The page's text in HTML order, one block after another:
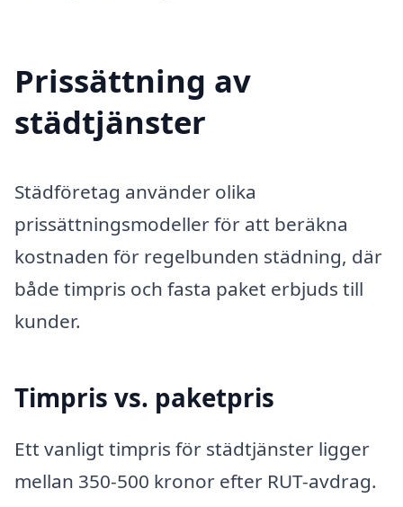
Prissättning av
städtjänster
Städföretag använder olika
prissättningsmodeller för att beräkna
kostnaden för regelbunden städning, där
både timpris och fasta paket erbjuds till
kunder.
Timpris vs. paketpris
Ett vanligt timpris för städtjänster ligger
mellan 350-500 kronor efter RUT-avdrag.